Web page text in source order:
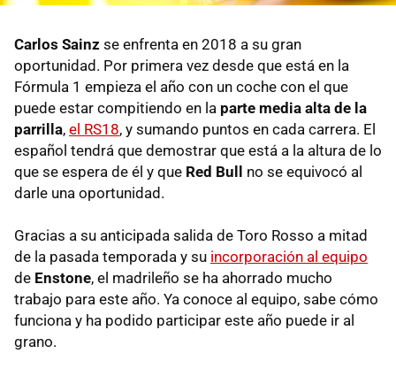
Carlos Sainz se enfrenta en 2018 a su gran
oportunidad. Por primera vez desde que está en la
Fórmula 1 empieza el año con un coche con el que
puede estar compitiendo en la parte media alta de la
parrilla, el RS18, y sumando puntos en cada carrera. El
español tendrá que demostrar que está a la altura de lo
que se espera de él y que Red Bull
no se equivocó al
darle una oportunidad.
Gracias a su anticipada salida de Toro Rosso a mitad
de la pasada temporada y su incorporación al equipo
de Enstone, el madrileño se ha ahorrado mucho
trabajo para este año. Ya conoce al equipo, sabe cómo
funciona y ha podido participar este año puede ir al
grano.